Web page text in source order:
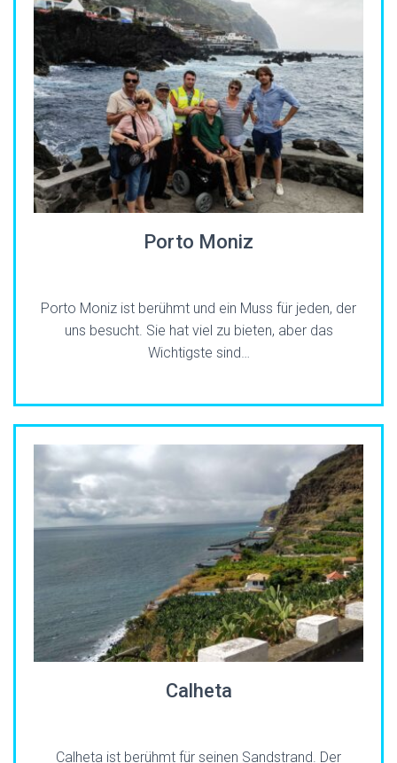
Porto Moniz
Porto Moniz ist berühmt und ein Muss für jeden, der
uns besucht. Sie hat viel zu bieten, aber das
Wichtigste sind…
Calheta
Calheta ist berühmt für seinen Sandstrand. Der